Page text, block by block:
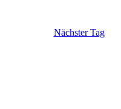
Nächster Tag